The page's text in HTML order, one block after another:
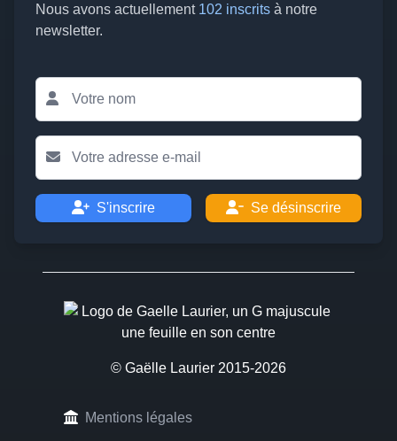
Nous avons actuellement 102 inscrits à notre
newsletter.
S'inscrire Se désinscrire
© Gaëlle Laurier 2015-2026
Mentions légales